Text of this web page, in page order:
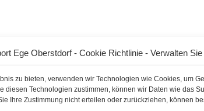
Ege Oberstdorf - Cookie Richtlinie - Verwalten
zu bieten, verwenden wir Technologien wie Cookies, um
diesen Technologien zustimmen, können wir Daten wie das
Ihre Zustimmung nicht erteilen oder zurückziehen, können